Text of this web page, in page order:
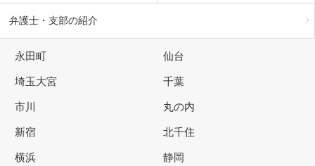
弁護士・支部の紹介
永田町 仙台
埼玉大宮 千葉
市川 丸の内
新宿 北千住
横浜 静岡